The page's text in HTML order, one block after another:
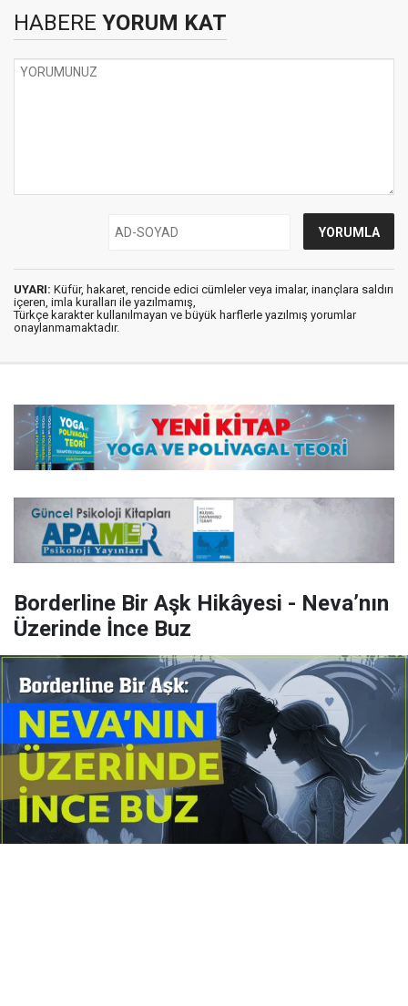
HABERE YORUM KAT
UYARI: Küfür, hakaret, rencide edici cümleler veya imalar, inançlara saldırı
içeren, imla kuralları ile yazılmamış,
Türkçe karakter kullanılmayan ve büyük harflerle yazılmış yorumlar
onaylanmamaktadır.
Borderline Bir Aşk Hikâyesi - Neva’nın
Üzerinde İnce Buz